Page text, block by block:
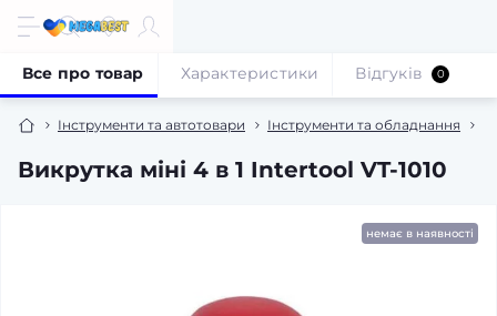
Інструменти та автотовари Інструменти та обладнання
Викрутка міні 4 в 1 Intertool VT-1010
Все про товар Характеристики Відгуків 0
немає в наявності